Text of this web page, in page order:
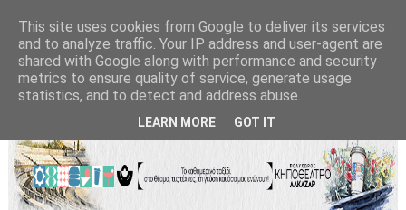
This site uses cookies from Google to deliver its services
and to analyze traffic. Your IP address and user-agent are
shared with Google along with performance and security
metrics to ensure quality of service, generate usage
statistics, and to detect and address abuse.
LEARN MORE GOT IT